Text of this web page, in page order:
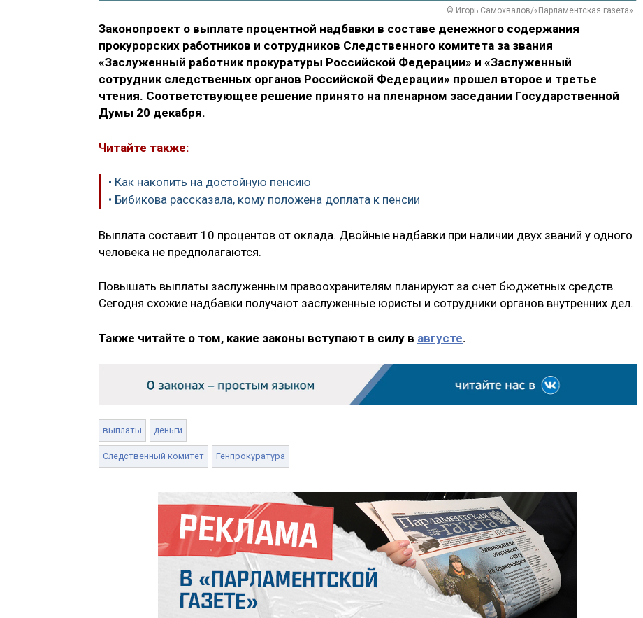
© Игорь Самохвалов/«Парламентская газета»
Законопроект о выплате процентной надбавки в составе денежного содержания
прокурорских работников и сотрудников Следственного комитета за звания
«Заслуженный работник прокуратуры Российской Федерации» и «Заслуженный
сотрудник следственных органов Российской Федерации» прошел второе и третье
чтения. Соответствующее решение принято на пленарном заседании Государственной
Думы 20 декабря.
Читайте также:
• Как накопить на достойную пенсию
• Бибикова рассказала, кому положена доплата к пенсии
Выплата составит 10 процентов от оклада. Двойные надбавки при наличии двух званий у одного
человека не предполагаются.
Повышать выплаты заслуженным правоохранителям планируют за счет бюджетных средств.
Сегодня схожие надбавки получают заслуженные юристы и сотрудники органов внутренних дел.
Также читайте о том, какие законы вступают в силу в августе.
выплаты деньги
Следственный комитет Генпрокуратура